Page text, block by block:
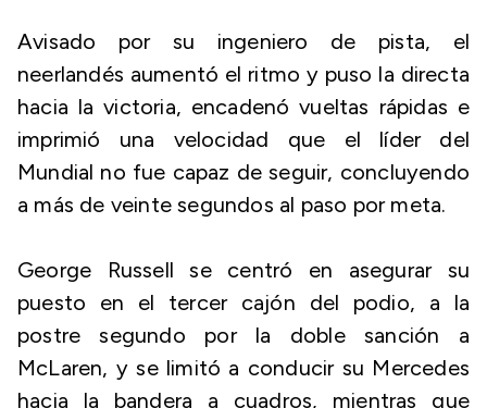
Avisado por su ingeniero de pista, el
neerlandés aumentó el ritmo y puso la directa
hacia la victoria, encadenó vueltas rápidas e
imprimió una velocidad que el líder del
Mundial no fue capaz de seguir, concluyendo
a más de veinte segundos al paso por meta.
George Russell se centró en asegurar su
puesto en el tercer cajón del podio, a la
postre segundo por la doble sanción a
McLaren, y se limitó a conducir su Mercedes
hacia la bandera a cuadros, mientras que